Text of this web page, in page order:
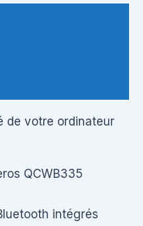
de votre ordinateur
QCWB335
intégrés